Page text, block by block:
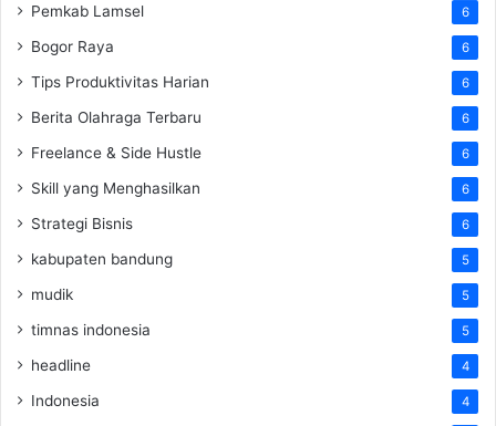
Pemkab Lamsel 6
Bogor Raya 6
Tips Produktivitas Harian 6
Berita Olahraga Terbaru 6
Freelance & Side Hustle 6
Skill yang Menghasilkan 6
Strategi Bisnis 6
kabupaten bandung 5
mudik 5
timnas indonesia 5
headline 4
Indonesia 4